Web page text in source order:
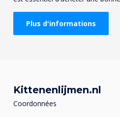
Plus d'informations
Kittenenlijmen.nl
Coordonnées